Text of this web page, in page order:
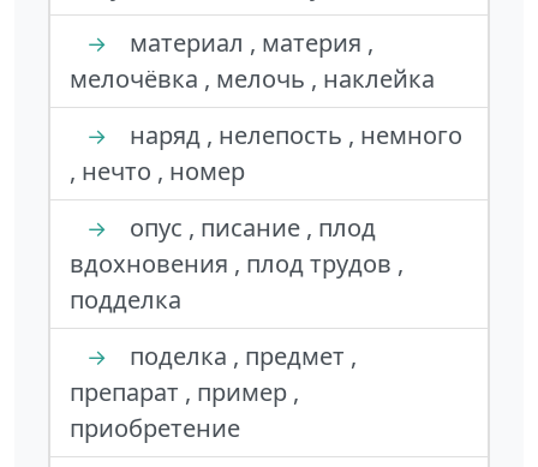
→
материал , материя ,
мелочёвка , мелочь , наклейка
→
наряд , нелепость , немного
, нечто , номер
→
опус , писание , плод
вдохновения , плод трудов ,
подделка
→
поделка , предмет ,
препарат , пример ,
приобретение